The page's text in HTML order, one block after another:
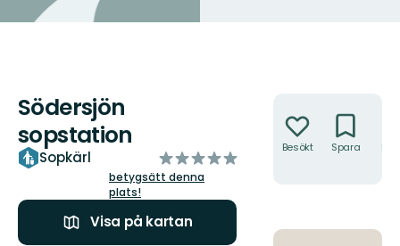
Södersjön
sopstation
Sopkärl
av
5
stjärnor
betygsätt denna
plats!
Visa på kartan
Besökt Spara